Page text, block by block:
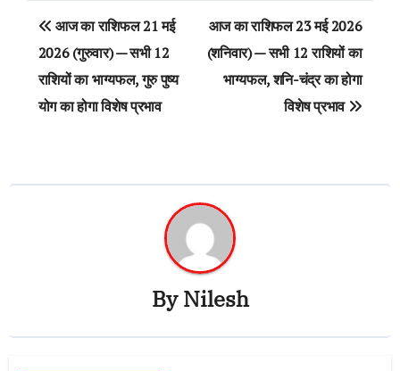
Post
navigation
आज का राशिफल 21 मई
2026 (गुरुवार) — सभी 12
राशियों का भाग्यफल, गुरु पुष्य
योग का होगा विशेष प्रभाव
आज का राशिफल 23 मई 2026
(शनिवार) — सभी 12 राशियों का
भाग्यफल, शनि-चंद्र का होगा
विशेष प्रभाव
ByNilesh